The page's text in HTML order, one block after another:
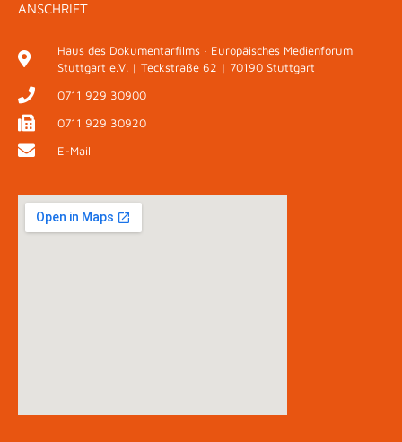
ANSCHRIFT
Haus des Dokumentarfilms · Europäisches Medienforum
Stuttgart e.V. | Teckstraße 62 | 70190 Stuttgart
0711 929 30900
0711 929 30920
E-Mail